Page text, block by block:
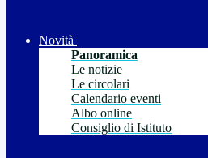
Novità
Panoramica
Le notizie
Le circolari
Calendario eventi
Albo online
Consiglio di Istituto